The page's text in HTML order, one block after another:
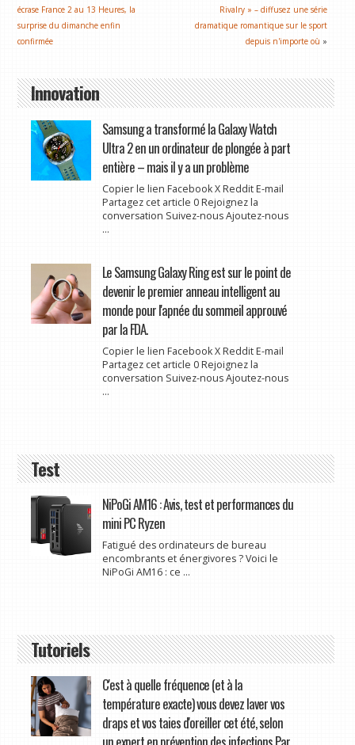
écrase France 2 au 13 Heures, la
surprise du dimanche enfin
confirmée
Rivalry » – diffusez une série
dramatique romantique sur le sport
depuis n'importe où »
Innovation
Samsung a transformé la Galaxy Watch
Ultra 2 en un ordinateur de plongée à part
entière – mais il y a un problème
Copier le lien Facebook X Reddit E-mail
Partagez cet article 0 Rejoignez la
conversation Suivez-nous Ajoutez-nous
...
Le Samsung Galaxy Ring est sur le point de
devenir le premier anneau intelligent au
monde pour l'apnée du sommeil approuvé
par la FDA.
Copier le lien Facebook X Reddit E-mail
Partagez cet article 0 Rejoignez la
conversation Suivez-nous Ajoutez-nous
...
Test
NiPoGi AM16 : Avis, test et performances du
mini PC Ryzen
Fatigué des ordinateurs de bureau
encombrants et énergivores ? Voici le
NiPoGi AM16 : ce ...
Tutoriels
C'est à quelle fréquence (et à la
température exacte) vous devez laver vos
draps et vos taies d'oreiller cet été, selon